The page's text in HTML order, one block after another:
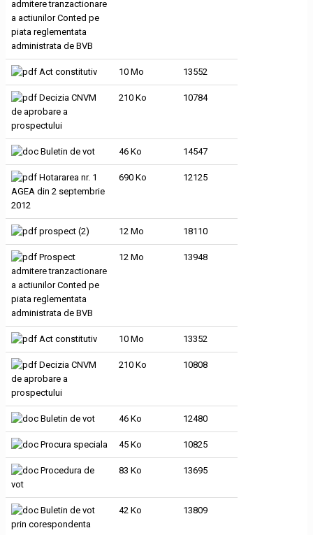
admitere tranzactionare
a actiunilor Conted pe
piata reglementata
administrata de BVB
Act constitutiv 10 Mo 13552
Decizia CNVM
de aprobare a
prospectului
210 Ko 10784
Buletin de vot 46 Ko 14547
Hotararea nr. 1
AGEA din 2 septembrie
2012
690 Ko 12125
prospect (2) 12 Mo 18110
Prospect
admitere tranzactionare
a actiunilor Conted pe
piata reglementata
administrata de BVB
12 Mo 13948
Act constitutiv 10 Mo 13352
Decizia CNVM
de aprobare a
prospectului
210 Ko 10808
Buletin de vot 46 Ko 12480
Procura speciala 45 Ko 10825
Procedura de
vot
83 Ko 13695
Buletin de vot
prin corespondenta
42 Ko 13809